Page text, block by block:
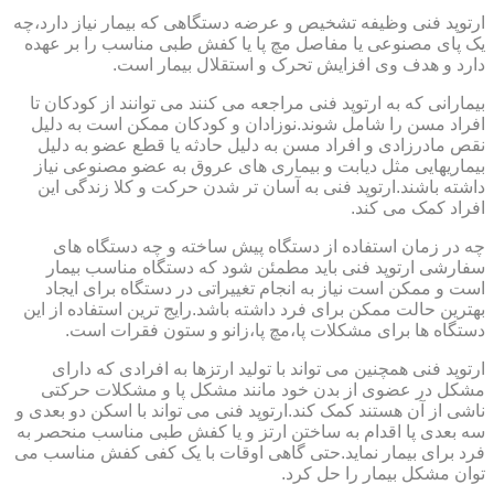
ارتوپد فنی وظیفه تشخیص و عرضه دستگاهی که بیمار نیاز دارد،چه
یک پای مصنوعی یا مفاصل مچ پا یا کفش طبی مناسب را بر عهده
دارد و هدف وی افزایش تحرک و استقلال بیمار است.
بیمارانی که به ارتوپد فنی مراجعه می کنند می توانند از کودکان تا
افراد مسن را شامل شوند.نوزادان و کودکان ممکن است به دلیل
نقص مادرزادی و افراد مسن به دلیل حادثه یا قطع عضو به دلیل
بیماریهایی مثل دیابت و بیماری های عروق به عضو مصنوعی نیاز
داشته باشند.ارتوپد فنی به آسان تر شدن حرکت و کلا زندگی این
افراد کمک می کند.
چه در زمان استفاده از دستگاه پیش ساخته و چه دستگاه های
سفارشی ارتوپد فنی باید مطمئن شود که دستگاه مناسب بیمار
است و ممکن است نیاز به انجام تغییراتی در دستگاه برای ایجاد
بهترین حالت ممکن برای فرد داشته باشد.رایج ترین استفاده از این
دستگاه ها برای مشکلات پا،مچ پا،زانو و ستون فقرات است.
ارتوپد فنی همچنین می تواند با تولید ارتزها به افرادی که دارای
مشکل در عضوی از بدن خود مانند مشکل پا و مشکلات حرکتی
ناشی از آن هستند کمک کند.ارتوپد فنی می تواند با اسکن دو بعدی و
سه بعدی پا اقدام به ساختن ارتز و یا کفش طبی مناسب منحصر به
فرد برای بیمار نماید.حتی گاهی اوقات با یک کفی کفش مناسب می
توان مشکل بیمار را حل کرد.